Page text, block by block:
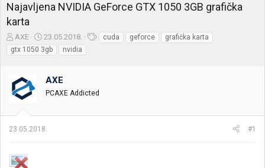
Najavljena NVIDIA GeForce GTX 1050 3GB grafička
karta
Z
a
č
t
n
e
e
AXE
D
a
t
m
p
e
23.05.2018.
e
cuda geforce
grafička karta
gtx 1050 3gb
nvidia
AXE
PCAXE Addicted
23.05.2018. #1